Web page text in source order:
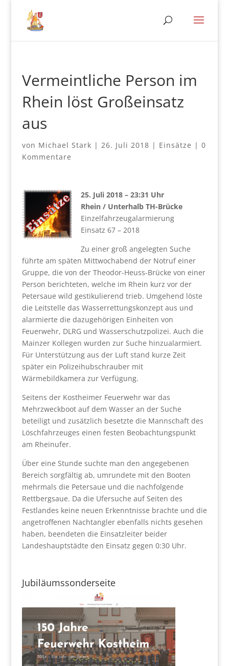
Vermeintliche Person im
Rhein löst Großeinsatz
aus
von Michael Stark | 26. Juli 2018 | Einsätze | 0
Kommentare
25. Juli 2018 – 23:31 Uhr
Rhein / Unterhalb TH-Brücke
Einzelfahrzeugalarmierung
Einsatz 67 – 2018
Zu einer groß angelegten Suche
führte am späten Mittwochabend der Notruf einer
Gruppe, die von der Theodor-Heuss-Brücke von einer
Person berichteten, welche im Rhein kurz vor der
Petersaue wild gestikulierend trieb. Umgehend löste
die Leitstelle das Wasserrettungskonzept aus und
alarmierte die dazugehörigen Einheiten von
Feuerwehr, DLRG und Wasserschutzpolizei. Auch die
Mainzer Kollegen wurden zur Suche hinzualarmiert.
Für Unterstützung aus der Luft stand kurze Zeit
später ein Polizeihubschrauber mit
Wärmebildkamera zur Verfügung.
Seitens der Kostheimer Feuerwehr war das
Mehrzweckboot auf dem Wasser an der Suche
beteiligt und zusätzlich besetzte die Mannschaft des
Löschfahrzeuges einen festen Beobachtungspunkt
am Rheinufer.
Über eine Stunde suchte man den angegebenen
Bereich sorgfältig ab, umrundete mit den Booten
mehrmals die Petersaue und die nachfolgende
Rettbergsaue. Da die Ufersuche auf Seiten des
Festlandes keine neuen Erkenntnisse brachte und die
angetroffenen Nachtangler ebenfalls nichts gesehen
haben, beendeten die Einsatzleiter beider
Landeshauptstädte den Einsatz gegen 0:30 Uhr.
Jubiläumssonderseite